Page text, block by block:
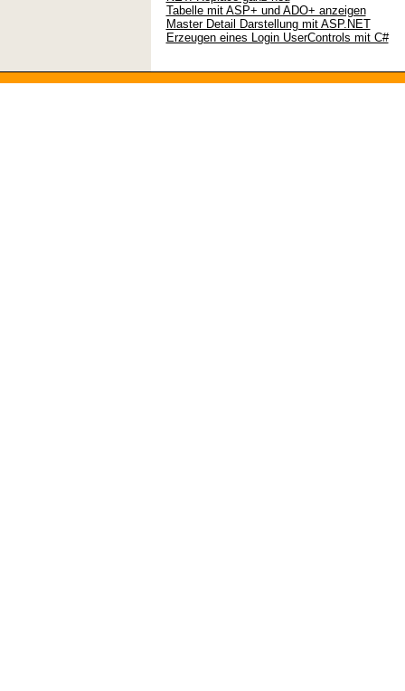
Tabelle mit ASP+ und ADO+ anzeigen
Master Detail Darstellung mit ASP.NET
Erzeugen eines Login UserControls mit C#